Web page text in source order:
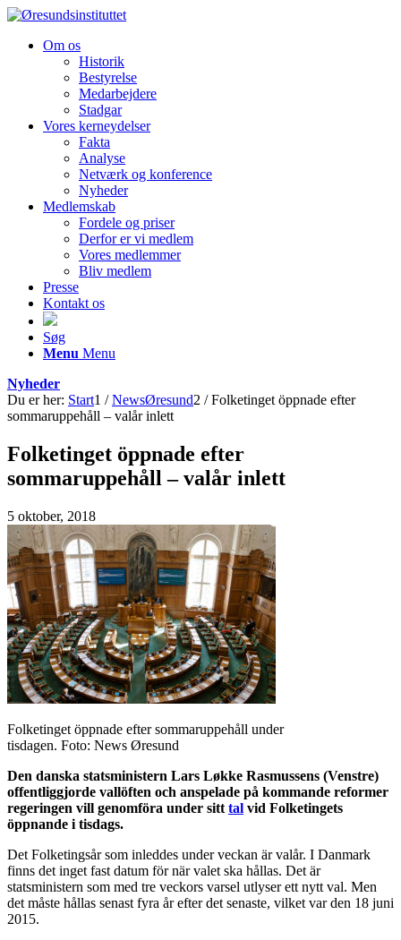
Om os
Historik
Bestyrelse
Medarbejdere
Stadgar
Vores kerneydelser
Fakta
Analyse
Netværk og konference
Nyheder
Medlemskab
Fordele og priser
Derfor er vi medlem
Vores medlemmer
Bliv medlem
Presse
Kontakt os
Søg
Menu Menu
Nyheder
Du er her: Start1 / NewsØresund2 / Folketinget öppnade efter
sommaruppehåll – valår inlett
Folketinget öppnade efter
sommaruppehåll – valår inlett
5 oktober, 2018
Folketinget öppnade efter sommaruppehåll under
tisdagen. Foto: News Øresund
Den danska statsministern Lars Løkke Rasmussens (Venstre)
offentliggjorde vallöften och anspelade på kommande reformer
regeringen vill genomföra under sitt tal vid Folketingets
öppnande i tisdags.
Det Folketingsår som inleddes under veckan är valår. I Danmark
finns det inget fast datum för när valet ska hållas. Det är
statsministern som med tre veckors varsel utlyser ett nytt val. Men
det måste hållas senast fyra år efter det senaste, vilket var den 18 juni
2015.